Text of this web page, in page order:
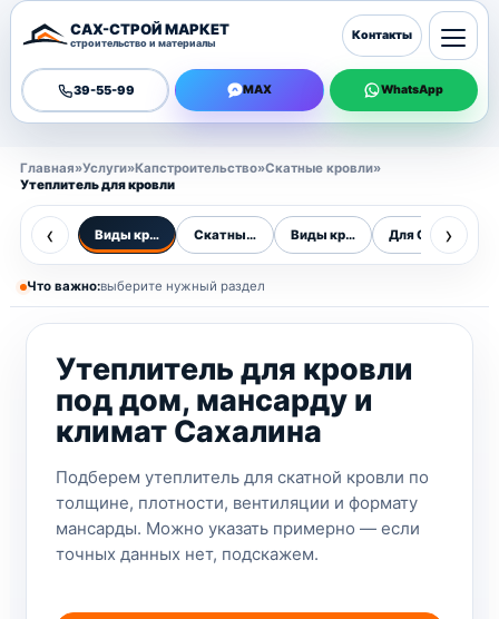
САХ-СТРОЙ МАРКЕТ
строительство и материалы
39-55-99 MAX WhatsApp
Контакты
Главная»Услуги»Капстроительство»Скатные кровли»
Утеплитель для кровли
‹ Виды кровель Скатные кровлиВиды кровель Для Сахалина
›
Что важно:выберите нужный раздел
Утеплитель для кровли
под дом, мансарду и
климат Сахалина
Подберем утеплитель для скатной кровли по
толщине, плотности, вентиляции и формату
мансарды. Можно указать примерно — если
точных данных нет, подскажем.